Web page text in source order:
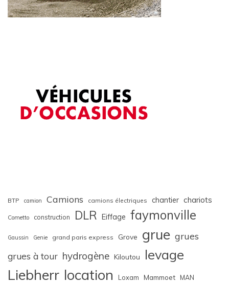
BTP camion Camions camions électriques chantier chariots
Cometto construction DLR Eiffage faymonville
Gaussin Genie grand paris express Grove grue grues
grues à tour hydrogène Kiloutou levage
Liebherr location Loxam Mammoet MAN